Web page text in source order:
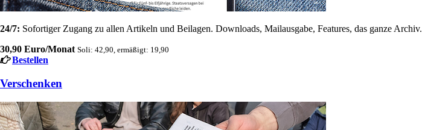
24/7: Sofortiger Zugang zu allen Artikeln und Beilagen. Downloads, Mailausgabe, Features, das ganze Archiv.
30,90 Euro/Monat Soli: 42,90, ermäßigt: 19,90
Bestellen
Verschenken